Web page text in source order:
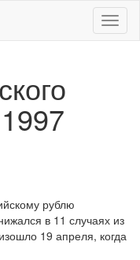
Меню
рублю
в 11 случаях из
19 апреля, когда